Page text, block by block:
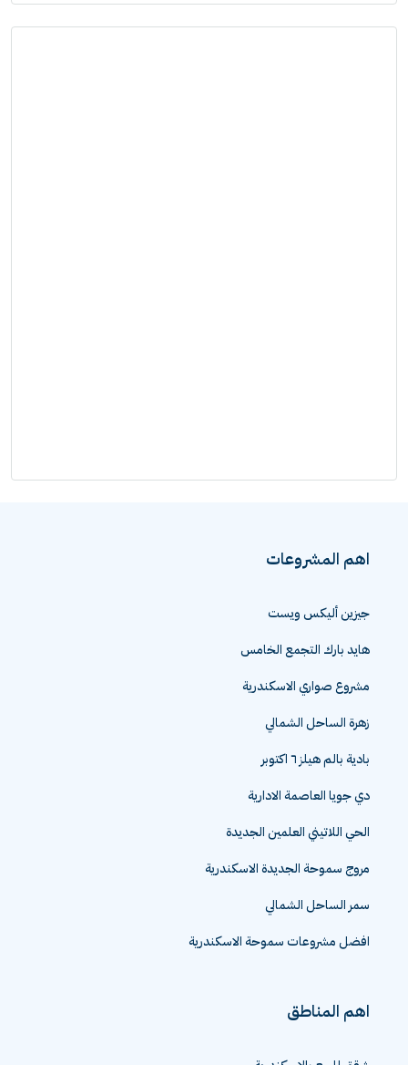
اهم المشروعات
جيزين أليكس ويست
هايد بارك التجمع الخامس
مشروع صواري الاسكندرية
زهرة الساحل الشمالي
بادية بالم هيلز ٦ اكتوبر
دي جويا العاصمة الادارية
الحي اللاتيني العلمين الجديدة
مروج سموحة الجديدة الاسكندرية
سمر الساحل الشمالي
افضل مشروعات سموحة الاسكندرية
اهم المناطق